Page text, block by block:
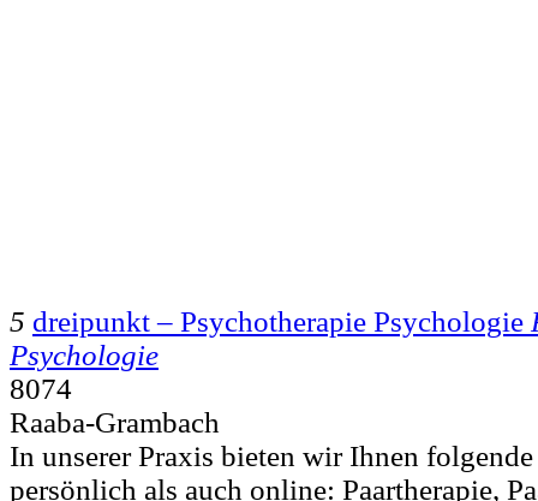
5 dreipunkt – Psychotherapie Psychologie
Psychologie
8074
Raaba-Grambach
In unserer Praxis bieten wir Ihnen
persönlich als auch online: Paartherapie,